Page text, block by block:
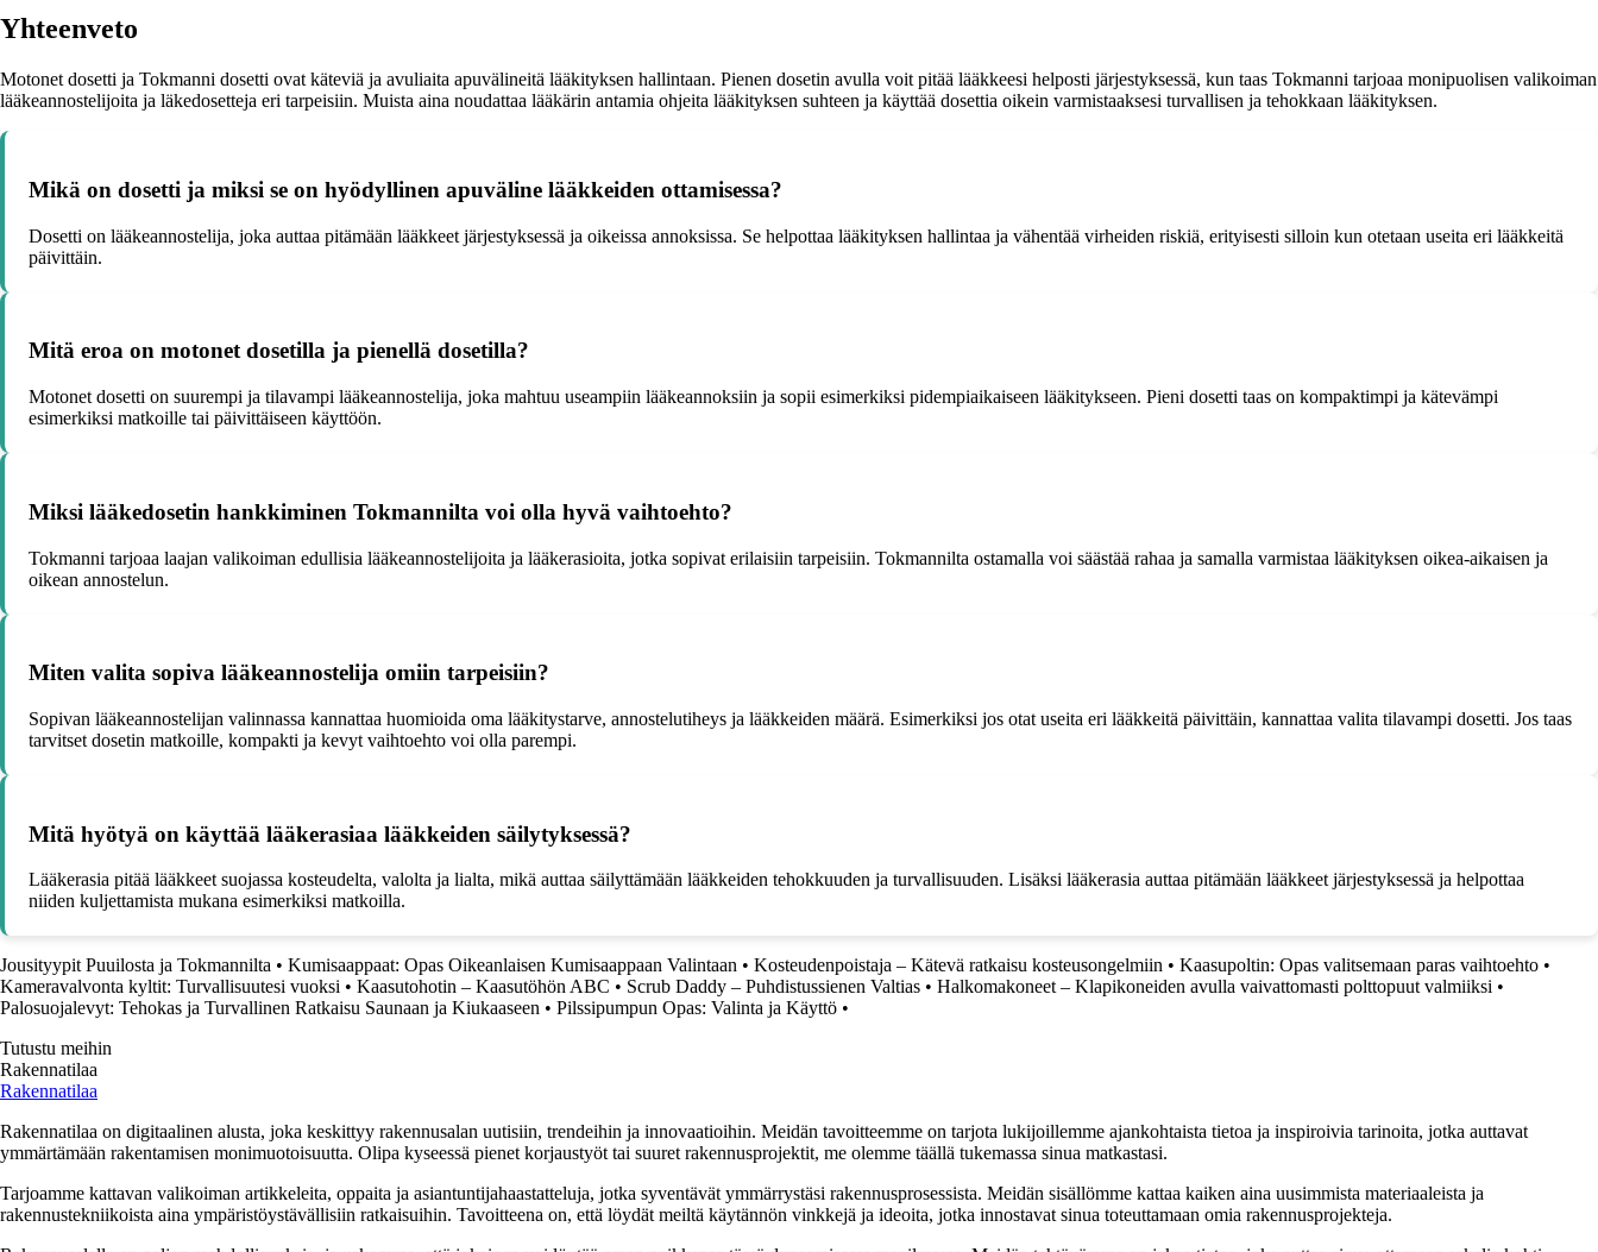
Yhteenveto
Motonet dosetti ja Tokmanni dosetti ovat käteviä ja avuliaita apuvälineitä lääkityksen hallintaan. Pienen dosetin avulla voit pitää lääkkeesi helposti järjestyksessä, kun taas Tokmanni tarjoaa monipuolisen valikoiman
lääkeannostelijoita ja läkedosetteja eri tarpeisiin. Muista aina noudattaa lääkärin antamia ohjeita lääkityksen suhteen ja käyttää dosettia oikein varmistaaksesi turvallisen ja tehokkaan lääkityksen.
Mikä on dosetti ja miksi se on hyödyllinen apuväline lääkkeiden ottamisessa?
Dosetti on lääkeannostelija, joka auttaa pitämään lääkkeet järjestyksessä ja oikeissa annoksissa. Se helpottaa lääkityksen hallintaa ja vähentää virheiden riskiä, erityisesti silloin kun otetaan useita eri lääkkeitä
päivittäin.
Mitä eroa on motonet dosetilla ja pienellä dosetilla?
Motonet dosetti on suurempi ja tilavampi lääkeannostelija, joka mahtuu useampiin lääkeannoksiin ja sopii esimerkiksi pidempiaikaiseen lääkitykseen. Pieni dosetti taas on kompaktimpi ja kätevämpi
esimerkiksi matkoille tai päivittäiseen käyttöön.
Miksi lääkedosetin hankkiminen Tokmannilta voi olla hyvä vaihtoehto?
Tokmanni tarjoaa laajan valikoiman edullisia lääkeannostelijoita ja lääkerasioita, jotka sopivat erilaisiin tarpeisiin. Tokmannilta ostamalla voi säästää rahaa ja samalla varmistaa lääkityksen oikea-aikaisen ja
oikean annostelun.
Miten valita sopiva lääkeannostelija omiin tarpeisiin?
Sopivan lääkeannostelijan valinnassa kannattaa huomioida oma lääkitystarve, annostelutiheys ja lääkkeiden määrä. Esimerkiksi jos otat useita eri lääkkeitä päivittäin, kannattaa valita tilavampi dosetti. Jos taas
tarvitset dosetin matkoille, kompakti ja kevyt vaihtoehto voi olla parempi.
Mitä hyötyä on käyttää lääkerasiaa lääkkeiden säilytyksessä?
Lääkerasia pitää lääkkeet suojassa kosteudelta, valolta ja lialta, mikä auttaa säilyttämään lääkkeiden tehokkuuden ja turvallisuuden. Lisäksi lääkerasia auttaa pitämään lääkkeet järjestyksessä ja helpottaa
niiden kuljettamista mukana esimerkiksi matkoilla.
Jousityypit Puuilosta ja Tokmannilta • Kumisaappaat: Opas Oikeanlaisen Kumisaappaan Valintaan • Kosteudenpoistaja – Kätevä ratkaisu kosteusongelmiin • Kaasupoltin: Opas valitsemaan paras vaihtoehto •
Kameravalvonta kyltit: Turvallisuutesi vuoksi • Kaasutohotin – Kaasutöhön ABC • Scrub Daddy – Puhdistussienen Valtias • Halkomakoneet – Klapikoneiden avulla vaivattomasti polttopuut valmiiksi •
Palosuojalevyt: Tehokas ja Turvallinen Ratkaisu Saunaan ja Kiukaaseen • Pilssipumpun Opas: Valinta ja Käyttö •
Tutustu meihin
Rakennatilaa
Rakennatilaa
Rakennatilaa on digitaalinen alusta, joka keskittyy rakennusalan uutisiin, trendeihin ja innovaatioihin. Meidän tavoitteemme on tarjota lukijoillemme ajankohtaista tietoa ja inspiroivia tarinoita, jotka auttavat
ymmärtämään rakentamisen monimuotoisuutta. Olipa kyseessä pienet korjaustyöt tai suuret rakennusprojektit, me olemme täällä tukemassa sinua matkastasi.
Tarjoamme kattavan valikoiman artikkeleita, oppaita ja asiantuntijahaastatteluja, jotka syventävät ymmärrystäsi rakennusprosessista. Meidän sisällömme kattaa kaiken aina uusimmista materiaaleista ja
rakennustekniikoista aina ympäristöystävällisiin ratkaisuihin. Tavoitteena on, että löydät meiltä käytännön vinkkejä ja ideoita, jotka innostavat sinua toteuttamaan omia rakennusprojekteja.